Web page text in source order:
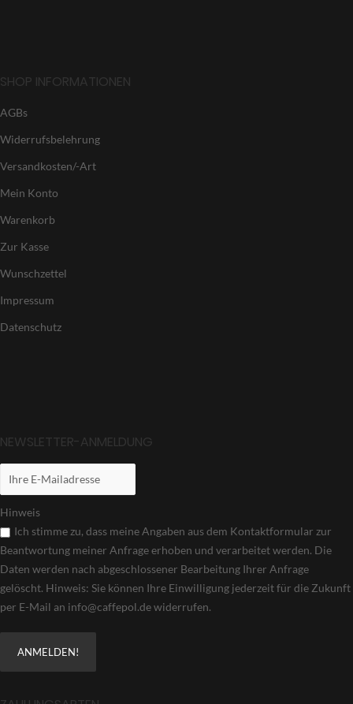
SHOP INFORMATIONEN
AGBs
Widerrufsbelehrung
Versandkosten/-Art
Mein Konto
Warenkorb
Zur Kasse
Wunschzettel
Impressum
Datenschutz
NEWSLETTER-ANMELDUNG
Hinweis
Ich stimme zu, dass meine Angaben aus dem Kontaktformular zur
Beantwortung meiner Anfrage erhoben und verarbeitet werden. Die
Daten werden nach abgeschlossener Bearbeitung Ihrer Anfrage
gelöscht. Hinweis: Sie können Ihre Einwilligung jederzeit für die Zukunft
per E-Mail an info@caffepol.de widerrufen.